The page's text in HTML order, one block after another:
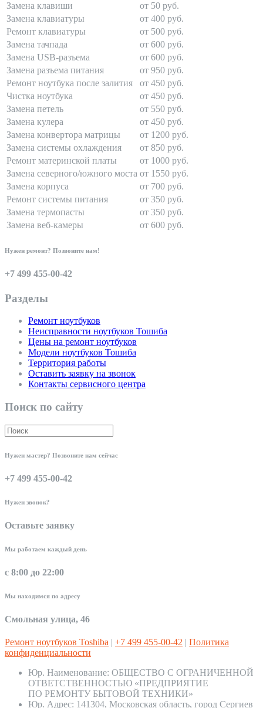
Замена клавиши
от 50 руб.
Замена клавиатуры
от 400 руб.
Ремонт клавиатуры
от 500 руб.
Замена тачпада
от 600 руб.
Замена USB-разъема
от 600 руб.
Замена разъема питания
от 950 руб.
Ремонт ноутбука после залития
от 450 руб.
Чистка ноутбука
от 450 руб.
Замена петель
от 550 руб.
Замена кулера
от 450 руб.
Замена конвертора матрицы
от 1200 руб.
Замена системы охлаждения
от 850 руб.
Ремонт материнской платы
от 1000 руб.
Замена северного/южного моста от 1550 руб.
Замена корпуса
от 700 руб.
Ремонт системы питания
от 350 руб.
Замена термопасты
от 350 руб.
Замена веб-камеры
от 600 руб.
Нужен ремонт? Позвоните нам!
+7 499 455-00-42
Разделы
Ремонт ноутбуков
Неисправности ноутбуков Тошиба
Цены на ремонт ноутбуков
Модели ноутбуков Тошиба
Территория работы
Оставить заявку на звонок
Контакты сервисного центра
Поиск по сайту
Нужен мастер? Позвоните нам сейчас
+7 499 455-00-42
Нужен звонок?
Оставьте заявку
Мы работаем каждый день
с 8:00 до 22:00
Мы находимся по адресу
Смольная улица, 46
Ремонт ноутбуков Toshiba | +7 499 455-00-42 | Политика
конфиденциальности
Юр. Наименование: ОБЩЕСТВО С ОГРАНИЧЕННОЙ
ОТВЕТСТВЕННОСТЬЮ «ПРЕДПРИЯТИЕ
ПО РЕМОНТУ БЫТОВОЙ ТЕХНИКИ»
Юр. Адрес: 141304, Московская область, город Сергиев